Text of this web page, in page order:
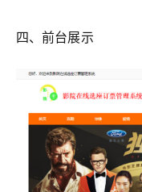
四、前台展示